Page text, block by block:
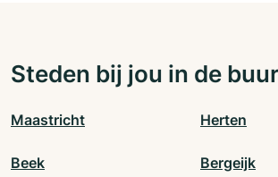
Steden bij jou in de
Maastricht Herten
Beek Bergeijk